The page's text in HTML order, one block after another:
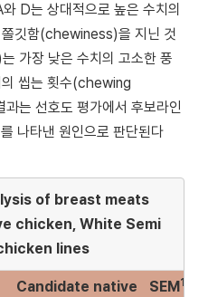
D는 상대적으로 높은 수치의
깃함(chewiness)을 지닌 것
가장 낮은 수치의 고소한 풍
씹는 횟수(chewing
는 선호도 평가에서 후보라인
나타낸 원인으로 판단된다
of breast meats
chicken, White Semi
lines
Candidate native
SEM1